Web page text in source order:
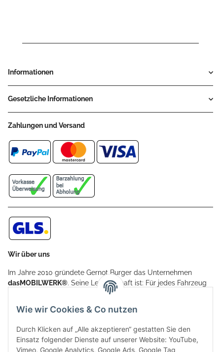
Informationen
Gesetzliche Informationen
Zahlungen und Versand
Wir über uns
Im Jahre 2010 gründete Gernot Burger das Unternehmen
dasMOBILWERK®. Seine Leidenschaft ist: Für jedes Fahrzeug
ein Car Cover anzubieten - passgenau und individuell.
Aufgrund der vielen positiven Kundenrückmeldungen kamen
weitere Produkte, wie Reifenschuhe, Hardtopständer hinzu.
Seine Reifenschoner werden in Deutschland produziert und
sind mit hochwertigen Techniken und Materialien gefertigt.
Wie wir Cookies & Co nutzen
Durch Klicken auf „Alle akzeptieren“ gestatten Sie den
Einsatz folgender Dienste auf unserer Website: YouTube,
Vimeo, Google Analytics, Google Ads, Google Tag